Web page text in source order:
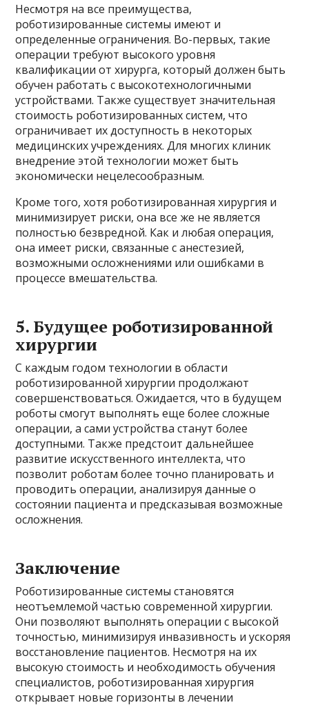
Несмотря на все преимущества,
роботизированные системы имеют и
определенные ограничения. Во-первых, такие
операции требуют высокого уровня
квалификации от хирурга, который должен быть
обучен работать с высокотехнологичными
устройствами. Также существует значительная
стоимость роботизированных систем, что
ограничивает их доступность в некоторых
медицинских учреждениях. Для многих клиник
внедрение этой технологии может быть
экономически нецелесообразным.
Кроме того, хотя роботизированная хирургия и
минимизирует риски, она все же не является
полностью безвредной. Как и любая операция,
она имеет риски, связанные с анестезией,
возможными осложнениями или ошибками в
процессе вмешательства.
5. Будущее роботизированной
хирургии
С каждым годом технологии в области
роботизированной хирургии продолжают
совершенствоваться. Ожидается, что в будущем
роботы смогут выполнять еще более сложные
операции, а сами устройства станут более
доступными. Также предстоит дальнейшее
развитие искусственного интеллекта, что
позволит роботам более точно планировать и
проводить операции, анализируя данные о
состоянии пациента и предсказывая возможные
осложнения.
Заключение
Роботизированные системы становятся
неотъемлемой частью современной хирургии.
Они позволяют выполнять операции с высокой
точностью, минимизируя инвазивность и ускоряя
восстановление пациентов. Несмотря на их
высокую стоимость и необходимость обучения
специалистов, роботизированная хирургия
открывает новые горизонты в лечении